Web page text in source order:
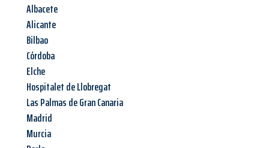
Albacete
Alicante
Bilbao
Córdoba
Elche
Hospitalet de Llobregat
Las Palmas de Gran Canaria
Madrid
Murcia